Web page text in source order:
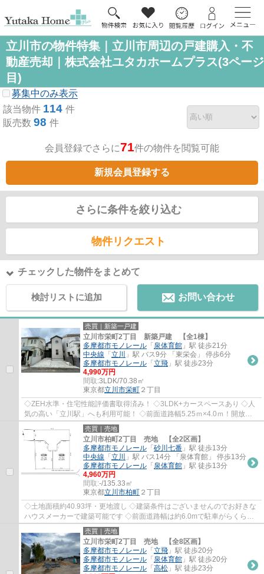
立川市の物件特集｜立川市周辺の戸建購入・不
動産売却｜株式会社ユタカホームプラス(3ページ
目)
募集中のみ表示
該当物件 114 件
販売数 98 件
会員登録でさらに71件の物件を閲覧可能
新規会員登録する
さらに条件を絞り込む
物件リクエスト
チェックした物件をまとめて
検討リストに追加 お問い合わせ
売買｜新築一戸建
立川市栄町2丁目 新築戸建 【全1棟】
多摩都市モノレール 「 泉体育館 」駅 徒歩21分
中央線 「 立川
」駅 バス9分 「東栄会」 停歩6分
多摩都市モノレール 「 立飛 」駅 徒歩23分
4,990万円
間取:3LDK/70.38㎡
東京都立川市栄町 ２丁目
◇ZEH水準・住宅性能評価書取得済み！ ◇3LDK+カースペースあり ◇人
気の高い「立川駅」へも利用可能！ ◇前面道路幅5.25ｍ×4.0ｍ！開放感
のある角 ◇小屋裏収納や玄関収納など収納豊富 ◇南...
売買｜売地
立川市柏町2丁目 売地 【全2区画】
多摩都市モノレール 「 砂川七番 」駅 徒歩13分
中央線 「 立川
」駅 バス14分 「泉体育館」 停歩13分
多摩都市モノレール 「 泉体育館 」駅 徒歩13分
4,960万円
間取:-/135.33㎡
東京都立川市柏町 ２丁目
◇土地面積約40.93坪・更地渡し ◇建築条件はございませんのでお好きな
ハウスメーカーで建築可能です ◇前面道路幅は約6.0mで駐車がらくらく
できます♪ ◇スーパー徒歩約３分で買い物が便利...
売買｜売地
立川市栄町2丁目 売地 【全8区画】
多摩都市モノレール 「 立飛 」駅 徒歩20分
多摩都市モノレール 「 泉体育館 」駅 徒歩20分
多摩都市モノレール 「 高松 」駅 徒歩23分